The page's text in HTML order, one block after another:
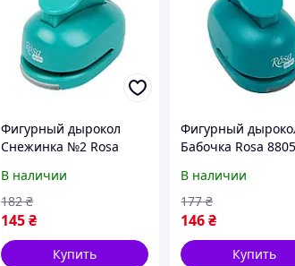
Фигурный дырокол
Снежинка №2 Rosa
заготовки 1,6 см,
Toyman
В наличии
145₴
182 ₴
Купить
Фигурный
Бабочка Rosa
см, World-of-Toys
В наличии
146₴
177 ₴
Купить